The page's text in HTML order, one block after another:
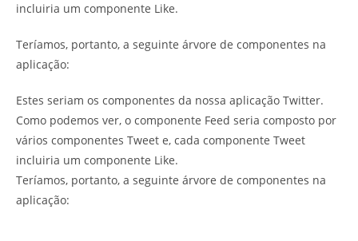
incluiria um componente Like.
Teríamos, portanto, a seguinte árvore de componentes na
aplicação:
Estes seriam os componentes da nossa aplicação Twitter.
Como podemos ver, o componente Feed seria composto por
vários componentes Tweet e, cada componente Tweet
incluiria um componente Like.
Teríamos, portanto, a seguinte árvore de componentes na
aplicação: